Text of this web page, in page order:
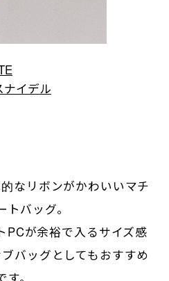
ナイデル
なリボンがかわいいマチ
トバッグ。
PCが余裕で入るサイズ感
バッグとしてもおすすめ